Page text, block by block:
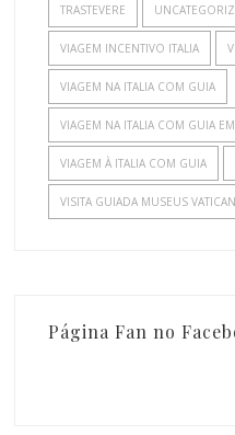
TRASTEVERE
VIAGEM INCENTIVO ITALIA
VIAGEM NA ITALIA COM GUIA
VIAGEM NA ITALIA COM GUIA
VIAGEM À ITALIA COM GUIA
VISITA GUIADA MUSEUS
Página Fan no